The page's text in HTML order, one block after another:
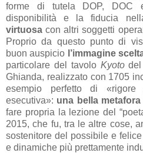
forme di tutela DOP, DOC
disponibilità e la fiducia
virtuosa con altri soggetti
Proprio da questo punto di
buon auspicio l’immagine
particolare del tavolo Kyotodel
Ghianda, realizzato con 1705
esempio perfetto di «rigore
esecutiva»: una bella
fare propria la lezione del
2015, che fu, tra le altre cose,
sostenitore del possibile e
e dinamiche più prettamente